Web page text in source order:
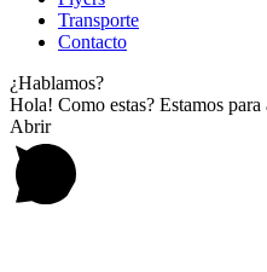
Transporte
Contacto
¿Hablamos?
Hola! Como estas? Estamos para
Abrir